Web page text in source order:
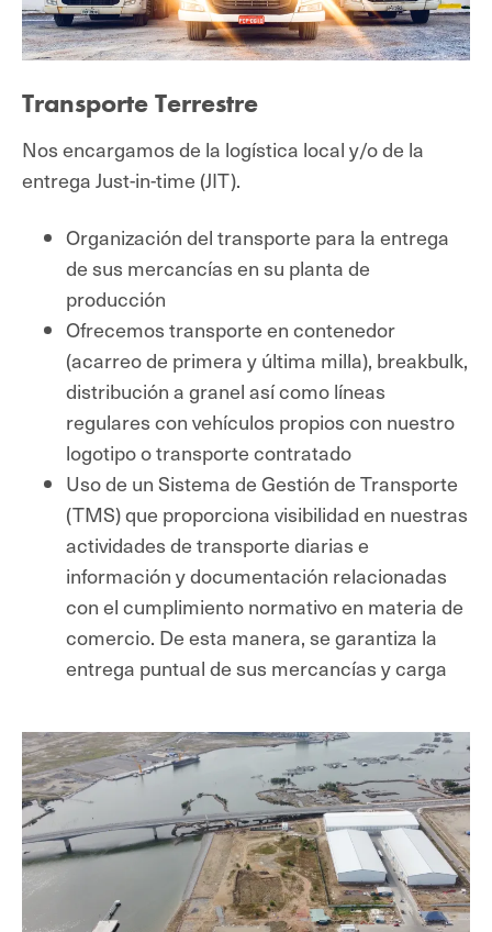
Transporte Terrestre
Nos encargamos de la logística local y/o de la
entrega Just-in-time (JIT).
Organización del transporte para la entrega
de sus mercancías en su planta de
producción
Ofrecemos transporte en contenedor
(acarreo de primera y última milla), breakbulk,
distribución a granel así como líneas
regulares con vehículos propios con nuestro
logotipo o transporte contratado
Uso de un Sistema de Gestión de Transporte
(TMS) que proporciona visibilidad en nuestras
actividades de transporte diarias e
información y documentación relacionadas
con el cumplimiento normativo en materia de
comercio. De esta manera, se garantiza la
entrega puntual de sus mercancías y carga